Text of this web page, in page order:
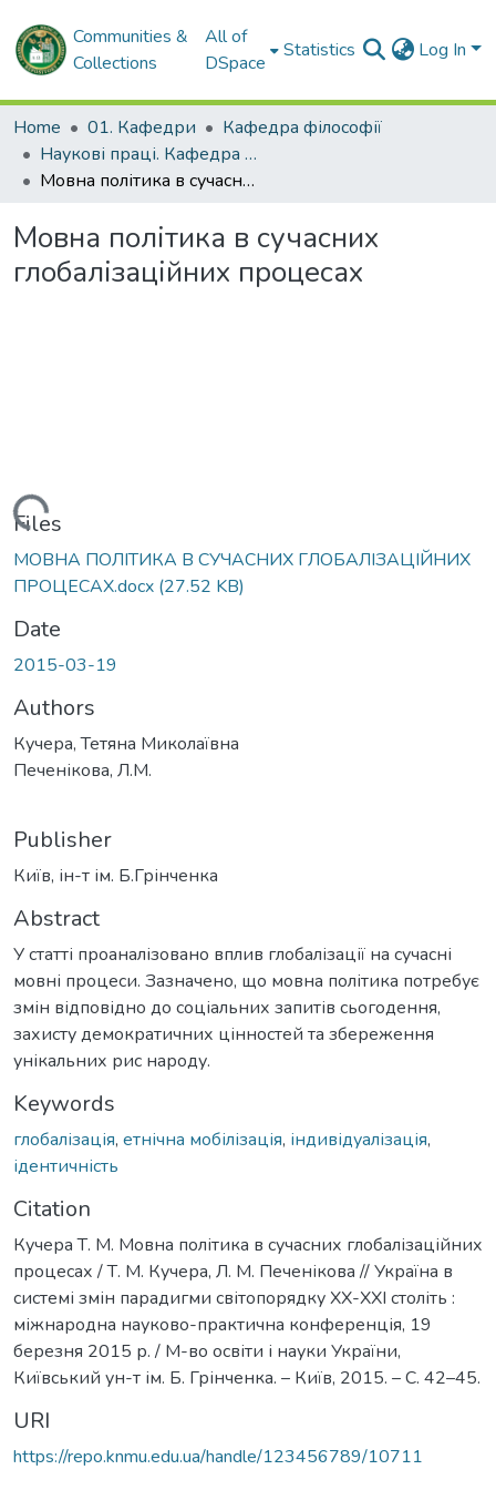
Communities &
Collections
All of
DSpace
Statistics Log In
Home 01. Кафедри
Кафедра філософії
Наукові праці. Кафедра філософії
Мовна політика в сучасних глобалізаційних процесах
Мовна політика в сучасних
глобалізаційних процесах
Loading...
Files
МОВНА ПОЛІТИКА В СУЧАСНИХ ГЛОБАЛІЗАЦІЙНИХ
ПРОЦЕСАХ.docx (27.52 KB)
Date
2015-03-19
Authors
Кучера, Тетяна Миколаївна
Печенікова, Л.М.
Publisher
Київ, ін-т ім. Б.Грінченка
Abstract
У статті проаналізовано вплив глобалізації на сучасні
мовні процеси. Зазначено, що мовна політика потребує
змін відповідно до соціальних запитів сьогодення,
захисту демократичних цінностей та збереження
унікальних рис народу.
Keywords
глобалізація, етнічна мобілізація, індивідуалізація,
ідентичність
Citation
Кучера Т. М. Мовна політика в сучасних глобалізаційних
процесах / Т. М. Кучера, Л. М. Печенікова // Україна в
системі змін парадигми світопорядку ХХ-ХХІ століть :
міжнародна науково-практична конференція, 19
березня 2015 р. / М-во освіти і науки України,
Київський ун-т ім. Б. Грінченка. – Київ, 2015. – С. 42–45.
URI
https://repo.knmu.edu.ua/handle/123456789/10711